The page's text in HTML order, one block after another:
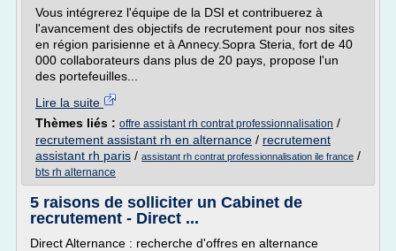
Vous intégrerez l'équipe de la DSI et contribuerez à
l'avancement des objectifs de recrutement pour nos sites
en région parisienne et à Annecy.Sopra Steria, fort de 40
000 collaborateurs dans plus de 20 pays, propose l'un
des portefeuilles...
Lire la suite
Thèmes liés : offre assistant rh contrat professionnalisation /
recrutement assistant rh en alternance / recrutement
assistant rh paris / assistant rh contrat professionnalisation ile france /
bts rh alternance
5 raisons de solliciter un Cabinet de
recrutement - Direct ...
Direct Alternance : recherche d'offres en alternance